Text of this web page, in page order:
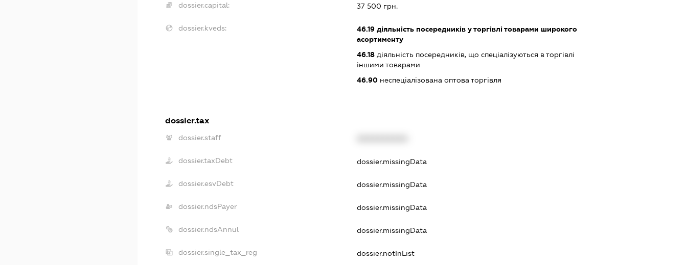
dossier.capital: 37 500 грн.
dossier.kveds: 46.19діяльність посередників у торгівлі товарами широкого
асортименту
46.18діяльність посередників, що спеціалізуються в торгівлі
іншими товарами
46.90неспеціалізована оптова торгівля
dossier.tax
dossier.staff
dossier.taxDebt dossier.missingData
dossier.esvDebt dossier.missingData
dossier.ndsPayer dossier.missingData
dossier.ndsAnnul dossier.missingData
dossier.single_tax_reg dossier.notInList